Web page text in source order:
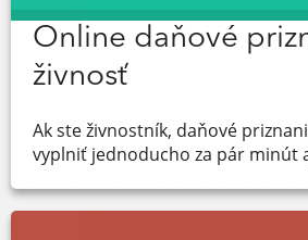
Online daňové
živnosť
Ak ste živnostník, daňové
vyplniť jednoducho za pár minút